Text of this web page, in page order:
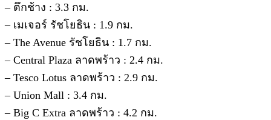
– ตึกช้าง : 3.3 กม.
– เมเจอร์ รัชโยธิน : 1.9 กม.
– The Avenue รัชโยธิน : 1.7 กม.
– Central Plaza ลาดพร้าว : 2.4 กม.
– Tesco Lotus ลาดพร้าว : 2.9 กม.
– Union Mall : 3.4 กม.
– Big C Extra ลาดพร้าว : 4.2 กม.